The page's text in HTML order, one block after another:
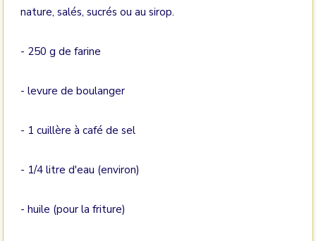
nature, salés, sucrés ou au sirop.
- 250 g de farine
- levure de boulanger
- 1 cuillère à café de sel
- 1/4 litre d'eau (environ)
- huile (pour la friture)